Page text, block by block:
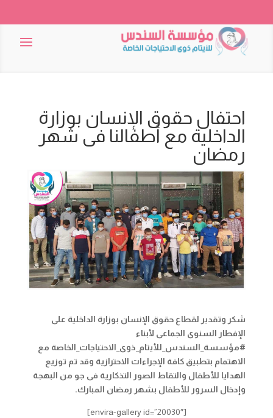
احتفال حقوق الإنسان بوزارة
الداخلية مع أطفالنا فى شهر
رمضان
شكر وتقدير لقطاع حقوق الإنسان بوزارة الداخلية على
الإفطار السنوى الجماعى لأبناء
#مؤسسة_السندس_للأيتام_ذوى_الاحتياجات_الخاصة مع
الاهتمام بتطبيق كافة الإجراءات الاحترازية وقد تم توزيع
الهدايا للأطفال والتقاط الصور التذكارية فى جو من البهجة
وإدخال السرور للأطفال بشهر رمضان المبارك.
[envira-gallery id=”20030″]